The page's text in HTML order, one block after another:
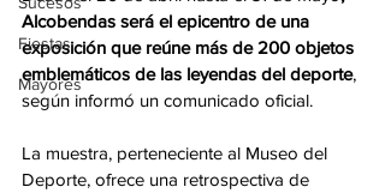
Fiestas
Mayores
Alcobendas será el epicentro de una
exposición que reúne más de 200 objetos
emblemáticos de las leyendas del deporte,
según informó un comunicado oficial.
La muestra, perteneciente al Museo del
Deporte, ofrece una retrospectiva de